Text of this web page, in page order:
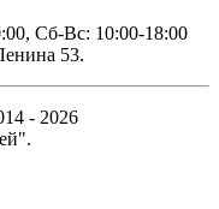
Сб-Вс: 10:00-18:00
53.
- 2026